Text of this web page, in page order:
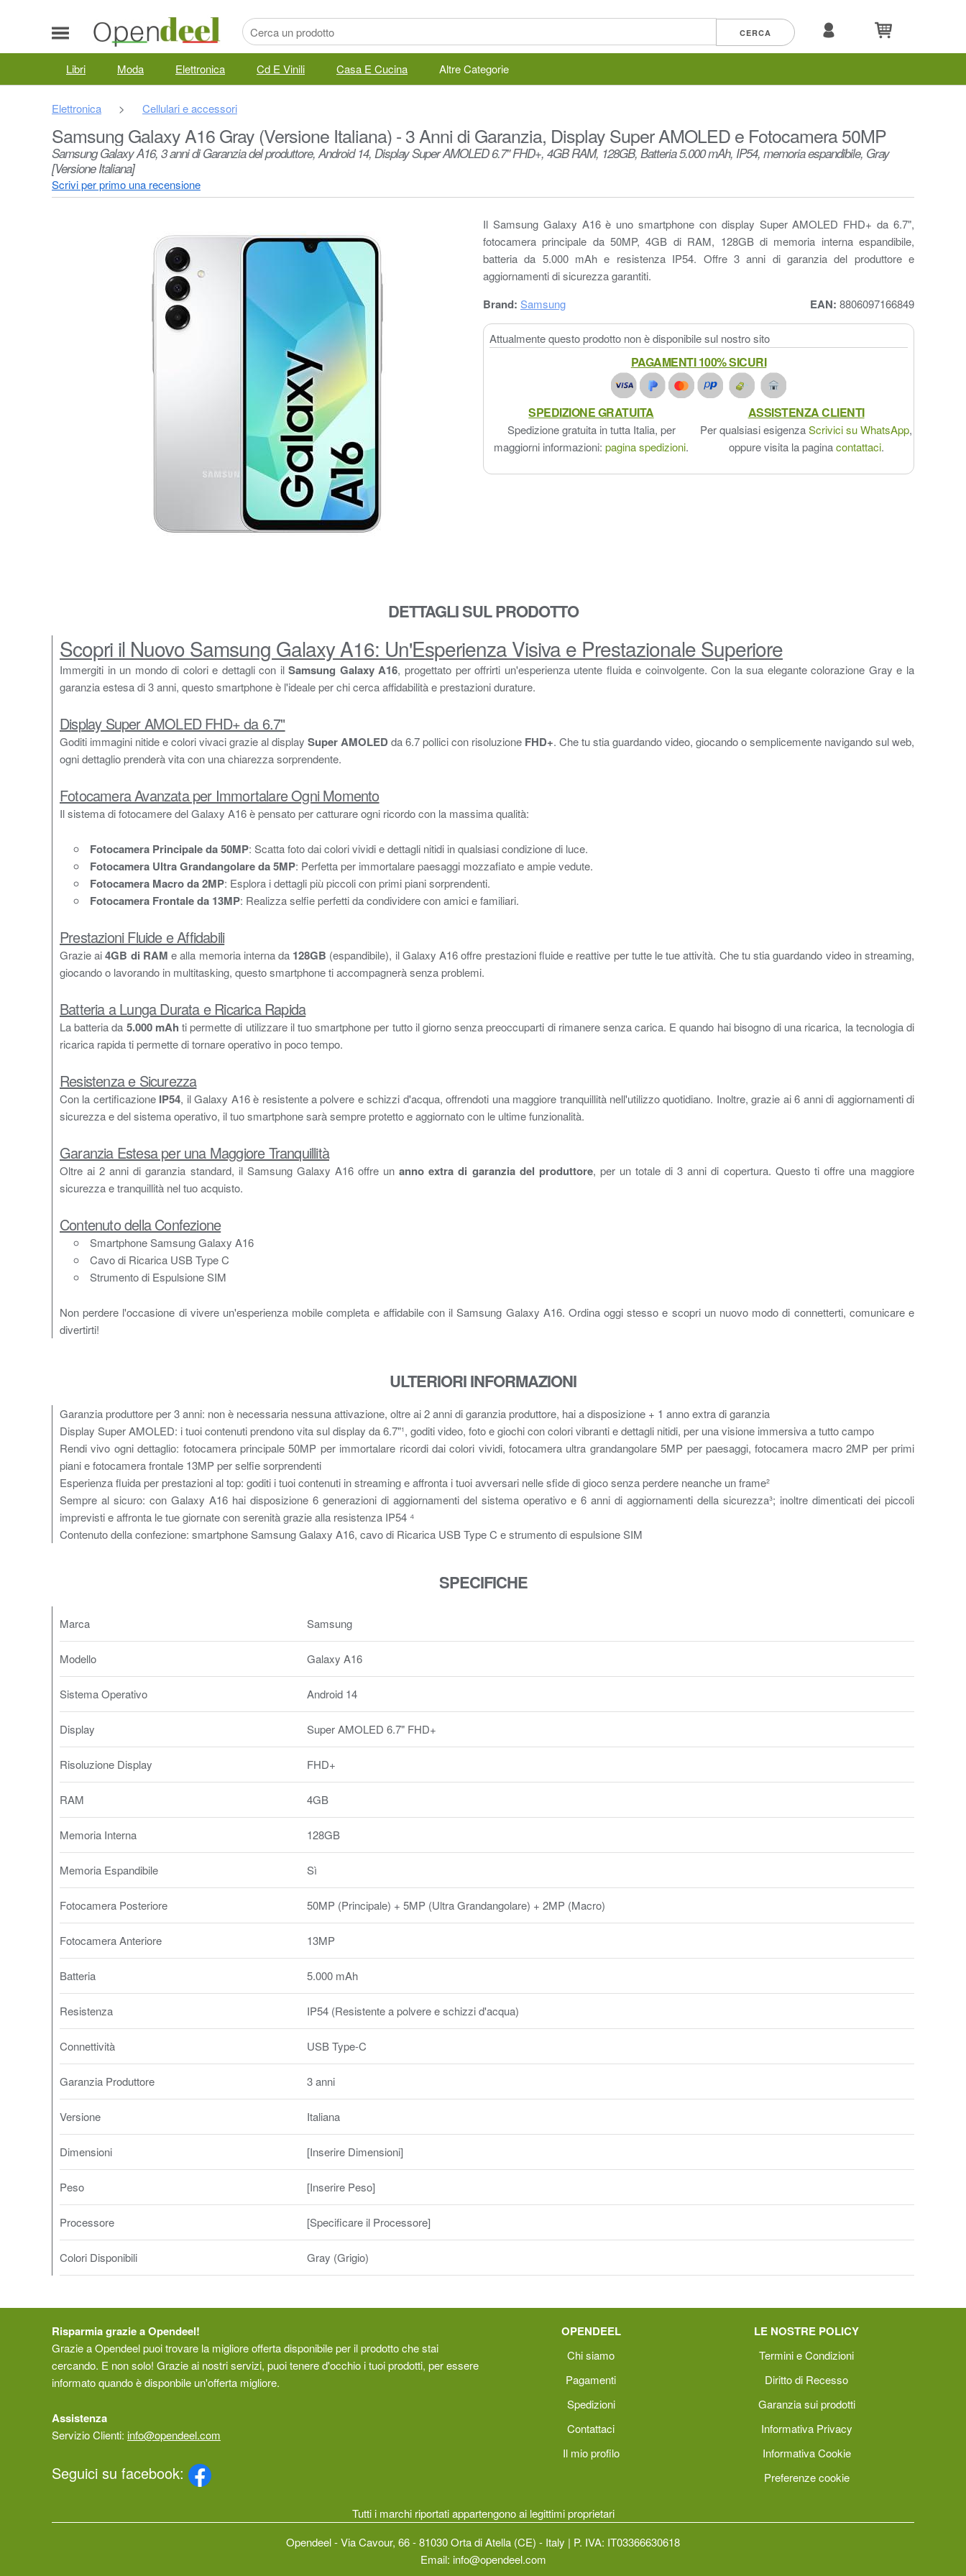
Libri Moda Elettronica Cd E Vinili Casa E Cucina Altre Categorie
Elettronica > Cellulari e accessori
Samsung Galaxy A16 Gray (Versione Italiana) - 3 Anni di Garanzia, Display Super AMOLED e Fotocamera 50MP
Samsung Galaxy A16, 3 anni di Garanzia del produttore, Android 14, Display Super AMOLED 6.7" FHD+, 4GB RAM, 128GB, Batteria 5.000 mAh, IP54, memoria espandibile, Gray
[Versione Italiana]
Scrivi per primo una recensione
Il Samsung Galaxy A16 è uno smartphone con display Super AMOLED FHD+ da 6.7",
fotocamera principale da 50MP, 4GB di RAM, 128GB di memoria interna espandibile,
batteria da 5.000 mAh e resistenza IP54. Offre 3 anni di garanzia del produttore e
aggiornamenti di sicurezza garantiti.
Brand: Samsung EAN: 8806097166849
Attualmente questo prodotto non è disponibile sul nostro sito
PAGAMENTI 100% SICURI
ASSISTENZA CLIENTI
Per qualsiasi esigenzaScrivici su WhatsApp,
oppure visita la paginacontattaci.
SPEDIZIONE GRATUITA
Spedizione gratuita in tutta Italia, per
maggiorni informazioni: pagina spedizioni.
DETTAGLI SUL PRODOTTO
Scopri il Nuovo Samsung Galaxy A16: Un'Esperienza Visiva e Prestazionale Superiore
Immergiti in un mondo di colori e dettagli con ilSamsung Galaxy A16, progettato per offrirti un'esperienza utente fluida e coinvolgente. Con la sua elegante colorazione Gray e la
garanzia estesa di 3 anni, questo smartphone è l'ideale per chi cerca affidabilità e prestazioni durature.
Display Super AMOLED FHD+ da 6.7"
Goditi immagini nitide e colori vivaci grazie al display Super AMOLEDda 6.7 pollici con risoluzione FHD+. Che tu stia guardando video, giocando o semplicemente navigando sul web,
ogni dettaglio prenderà vita con una chiarezza sorprendente.
Fotocamera Avanzata per Immortalare Ogni Momento
Il sistema di fotocamere del Galaxy A16 è pensato per catturare ogni ricordo con la massima qualità:
Fotocamera Principale da 50MP: Scatta foto dai colori vividi e dettagli nitidi in qualsiasi condizione di luce.
Fotocamera Ultra Grandangolare da 5MP: Perfetta per immortalare paesaggi mozzafiato e ampie vedute.
Fotocamera Macro da 2MP: Esplora i dettagli più piccoli con primi piani sorprendenti.
Fotocamera Frontale da 13MP: Realizza selfie perfetti da condividere con amici e familiari.
Prestazioni Fluide e Affidabili
Grazie ai4GB di RAM e alla memoria interna da 128GB (espandibile), il Galaxy A16 offre prestazioni fluide e reattive per tutte le tue attività. Che tu stia guardando video in streaming,
giocando o lavorando in multitasking, questo smartphone ti accompagnerà senza problemi.
Batteria a Lunga Durata e Ricarica Rapida
La batteria da 5.000 mAh ti permette di utilizzare il tuo smartphone per tutto il giorno senza preoccuparti di rimanere senza carica. E quando hai bisogno di una ricarica, la tecnologia di
ricarica rapida ti permette di tornare operativo in poco tempo.
Resistenza e Sicurezza
Con la certificazione IP54, il Galaxy A16 è resistente a polvere e schizzi d'acqua, offrendoti una maggiore tranquillità nell'utilizzo quotidiano. Inoltre, grazie ai 6 anni di aggiornamenti di
sicurezza e del sistema operativo, il tuo smartphone sarà sempre protetto e aggiornato con le ultime funzionalità.
Garanzia Estesa per una Maggiore Tranquillità
Oltre ai 2 anni di garanzia standard, il Samsung Galaxy A16 offre unanno extra di garanzia del produttore, per un totale di 3 anni di copertura. Questo ti offre una maggiore
sicurezza e tranquillità nel tuo acquisto.
Contenuto della Confezione
Smartphone Samsung Galaxy A16
Cavo di Ricarica USB Type C
Strumento di Espulsione SIM
Non perdere l'occasione di vivere un'esperienza mobile completa e affidabile con il Samsung Galaxy A16. Ordina oggi stesso e scopri un nuovo modo di connetterti, comunicare e
divertirti!
ULTERIORI INFORMAZIONI
Garanzia produttore per 3 anni: non è necessaria nessuna attivazione, oltre ai 2 anni di garanzia produttore, hai a disposizione + 1 anno extra di garanzia
Display Super AMOLED: i tuoi contenuti prendono vita sul display da 6.7"¹, goditi video, foto e giochi con colori vibranti e dettagli nitidi, per una visione immersiva a tutto campo
Rendi vivo ogni dettaglio: fotocamera principale 50MP per immortalare ricordi dai colori vividi, fotocamera ultra grandangolare 5MP per paesaggi, fotocamera macro 2MP per primi
piani e fotocamera frontale 13MP per selfie sorprendenti
Esperienza fluida per prestazioni al top: goditi i tuoi contenuti in streaming e affronta i tuoi avversari nelle sfide di gioco senza perdere neanche un frame²
Sempre al sicuro: con Galaxy A16 hai disposizione 6 generazioni di aggiornamenti del sistema operativo e 6 anni di aggiornamenti della sicurezza³; inoltre dimenticati dei piccoli
imprevisti e affronta le tue giornate con serenità grazie alla resistenza IP54 ⁴
Contenuto della confezione: smartphone Samsung Galaxy A16, cavo di Ricarica USB Type C e strumento di espulsione SIM
SPECIFICHE
Marca Samsung
Modello Galaxy A16
Sistema Operativo Android 14
Display Super AMOLED 6.7" FHD+
Risoluzione Display FHD+
RAM 4GB
Memoria Interna 128GB
Memoria Espandibile Sì
Fotocamera Posteriore 50MP (Principale) + 5MP (Ultra Grandangolare) + 2MP (Macro)
Fotocamera Anteriore 13MP
Batteria 5.000 mAh
Resistenza IP54 (Resistente a polvere e schizzi d'acqua)
Connettività USB Type-C
Garanzia Produttore 3 anni
Versione Italiana
Dimensioni [Inserire Dimensioni]
Peso [Inserire Peso]
Processore [Specificare il Processore]
Colori Disponibili Gray (Grigio)
Risparmia grazie a Opendeel!
Grazie a Opendeel puoi trovare la migliore offerta disponibile per il prodotto che stai
cercando. E non solo! Grazie ai nostri servizi, puoi tenere d'occhio i tuoi prodotti, per essere
informato quando è disponbile un'offerta migliore.
Assistenza
Servizio Clienti: info@opendeel.com
Seguici su facebook:
OPENDEEL
Chi siamo
Pagamenti
Spedizioni
Contattaci
Il mio profilo
LE NOSTRE POLICY
Termini e Condizioni
Diritto di Recesso
Garanzia sui prodotti
Informativa Privacy
Informativa Cookie
Preferenze cookie
Tutti i marchi riportati appartengono ai legittimi proprietari
Opendeel - Via Cavour, 66 - 81030 Orta di Atella (CE) - Italy | P. IVA: IT03366630618
Email: info@opendeel.com